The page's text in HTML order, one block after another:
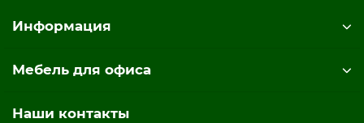
Информация
Мебель для офиса
Наши контакты